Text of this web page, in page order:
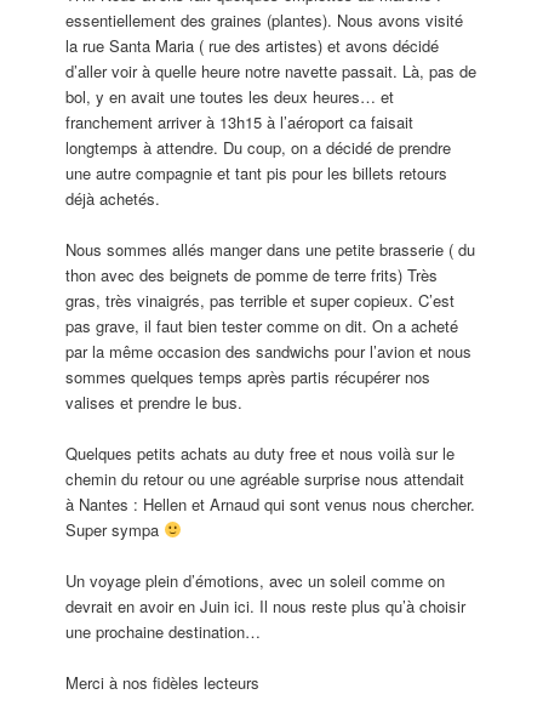
essentiellement des graines (plantes). Nous avons visité
la rue Santa Maria ( rue des artistes) et avons décidé
d’aller voir à quelle heure notre navette passait. Là, pas de
bol, y en avait une toutes les deux heures… et
franchement arriver à 13h15 à l’aéroport ca faisait
longtemps à attendre. Du coup, on a décidé de prendre
une autre compagnie et tant pis pour les billets retours
déjà achetés.
Nous sommes allés manger dans une petite brasserie ( du
thon avec des beignets de pomme de terre frits) Très
gras, très vinaigrés, pas terrible et super copieux. C’est
pas grave, il faut bien tester comme on dit. On a acheté
par la même occasion des sandwichs pour l’avion et nous
sommes quelques temps après partis récupérer nos
valises et prendre le bus.
Quelques petits achats au duty free et nous voilà sur le
chemin du retour ou une agréable surprise nous attendait
à Nantes : Hellen et Arnaud qui sont venus nous chercher.
Super sympa
Un voyage plein d’émotions, avec un soleil comme on
devrait en avoir en Juin ici. Il nous reste plus qu’à choisir
une prochaine destination…
Merci à nos fidèles lecteurs